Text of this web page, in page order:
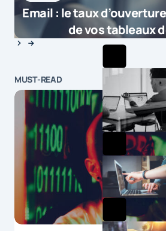
Email : le taux
de vos tableaux
MUST-READ